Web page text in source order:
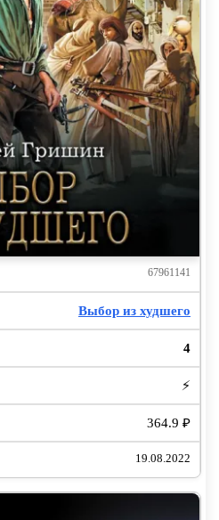
галлюцинации нарастают,
А с другой стороны,
кончится – раньше никогда
интересный опыт.
вы впервые столкнулись с
меня? Если да –
жалко что ли.
или вслух на родном
Где я, кто вы и что вообще
Согласитесь – вопросы
на них подробно
договоримся, вы
по возможности без
67961141
Выбор из худшего
4
⚡
364.9 ₽
19.08.2022